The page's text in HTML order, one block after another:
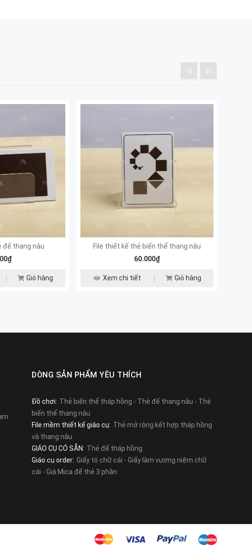
đế thang nâu
Giỏ hàng
File thiết kế thẻ biến thể thang nâu
60.000₫
Xem chi tiết Giỏ hàng
DÒNG SẢN PHẨM YÊU THÍCH
Đồ chơi: Thẻ biến thể tháp hồng - Thẻ đế thang nâu - Thẻ
biến thể thang nâu
File mềm thiết kế giáo cụ: Thẻ mở rộng kết hợp tháp hồng
và thang nâu
GIÁO CỤ CÓ SẴN: Thẻ đế tháp hồng
Giáo cụ order: Giấy tô chữ cái - Giấy làm vương niệm chữ
cái - Giá Mica để thẻ 3 phần